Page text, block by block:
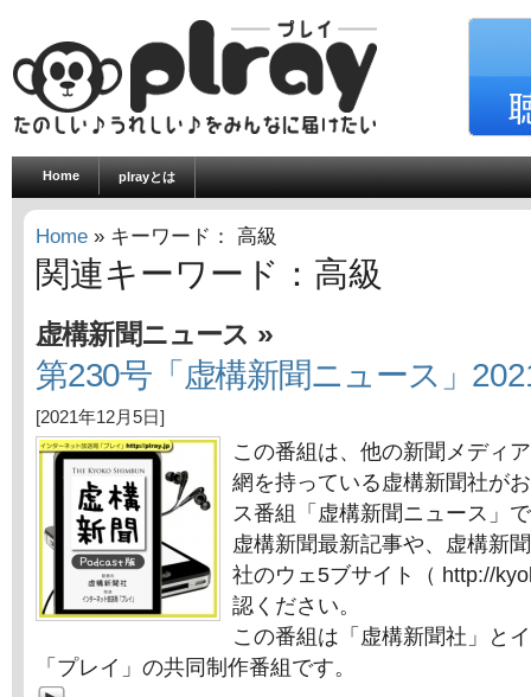
Home plrayとは
Home » キーワード： 高級
関連キーワード：高級
虚構新聞ニュース »
第230号「虚構新聞ニュース」
[2021年12月5日]
この番組は、他の新聞メディ
網を持っている虚構新聞社が
ス番組「虚構新聞ニュース」
虚構新聞最新記事や、虚構新
社のウェ5ブサイト（ http://
認ください。
この番組は「虚構新聞社」と
「プレイ」の共同制作番組です。